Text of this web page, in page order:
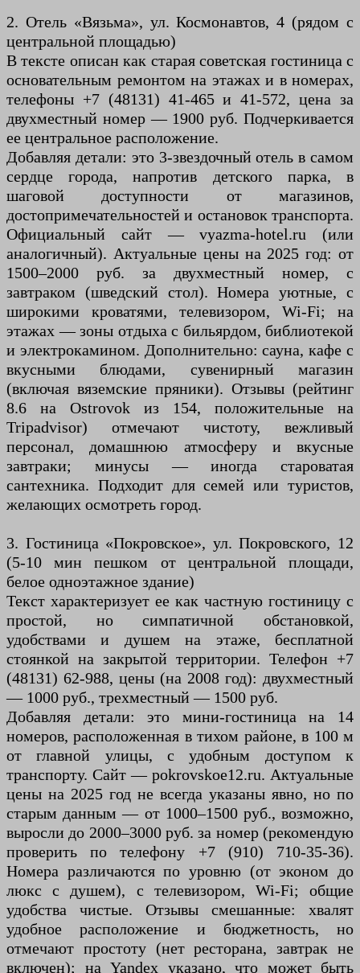
2. Отель «Вязьма», ул. Космонавтов, 4 (рядом с
центральной площадью)
В тексте описан как старая советская гостиница с
основательным ремонтом на этажах и в номерах,
телефоны +7 (48131) 41-465 и 41-572, цена за
двухместный номер — 1900 руб. Подчеркивается
ее центральное расположение.
Добавляя детали: это 3-звездочный отель в самом
сердце города, напротив детского парка, в
шаговой доступности от магазинов,
достопримечательностей и остановок транспорта.
Официальный сайт — vyazma-hotel.ru (или
аналогичный). Актуальные цены на 2025 год: от
1500–2000 руб. за двухместный номер, с
завтраком (шведский стол). Номера уютные, с
широкими кроватями, телевизором, Wi-Fi; на
этажах — зоны отдыха с бильярдом, библиотекой
и электрокамином. Дополнительно: сауна, кафе с
вкусными блюдами, сувенирный магазин
(включая вяземские пряники). Отзывы (рейтинг
8.6 на Ostrovok из 154, положительные на
Tripadvisor) отмечают чистоту, вежливый
персонал, домашнюю атмосферу и вкусные
завтраки; минусы — иногда староватая
сантехника. Подходит для семей или туристов,
желающих осмотреть город.
3. Гостиница «Покровское», ул. Покровского, 12
(5-10 мин пешком от центральной площади,
белое одноэтажное здание)
Текст характеризует ее как частную гостиницу с
простой, но симпатичной обстановкой,
удобствами и душем на этаже, бесплатной
стоянкой на закрытой территории. Телефон +7
(48131) 62-988, цены (на 2008 год): двухместный
— 1000 руб., трехместный — 1500 руб.
Добавляя детали: это мини-гостиница на 14
номеров, расположенная в тихом районе, в 100 м
от главной улицы, с удобным доступом к
транспорту. Сайт — pokrovskoe12.ru. Актуальные
цены на 2025 год не всегда указаны явно, но по
старым данным — от 1000–1500 руб., возможно,
выросли до 2000–3000 руб. за номер (рекомендую
проверить по телефону +7 (910) 710-35-36).
Номера различаются по уровню (от эконом до
люкс с душем), с телевизором, Wi-Fi; общие
удобства чистые. Отзывы смешанные: хвалят
удобное расположение и бюджетность, но
отмечают простоту (нет ресторана, завтрак не
включен); на Yandex указано, что может быть